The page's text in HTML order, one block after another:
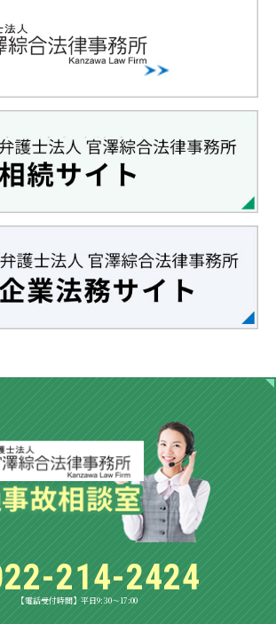
214-2424
【電話受付時間】平日9:30～17:00